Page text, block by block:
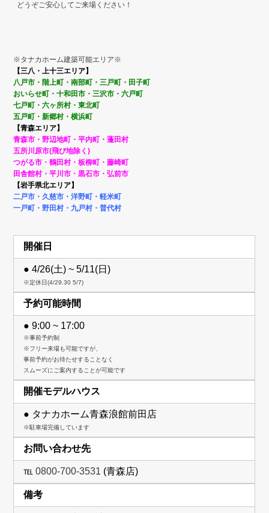
どうぞご安心してご来場ください！
※タナカホーム建築可能エリア※
【三八・上十三エリア】
八戸市・階上町・南部町・三戸町・田子町
おいらせ町・十和田市・三沢市・六戸町
七戸町・六ヶ所村・東北町
五戸町・新郷村・横浜町
【青森エリア】
青森市・野辺地町・平内町・蓬田村
五所川原市(飛び地除く)
つがる市・鶴田村・板柳町・藤崎町
田舎館村・平川市・黒石市・弘前市
【岩手県北エリア】
二戸市・久慈市・洋野町・軽米町
一戸町・野田村・九戸村・普代村
開催日
● 4/26(土) ~ 5/11(日)
※定休日(4/29.30 5/7)
予約可能時間
● 9:00 ~ 17:00
※事前予約制
※フリー来場も可能ですが、
事前予約がお待たせすることなく
スムーズにご案内することが可能です
開催モデルハウス
● タナカホーム青森浪館前田店
※駐車場完備しています
お問い合わせ先
℡0800-700-3531 (青森店)
備考